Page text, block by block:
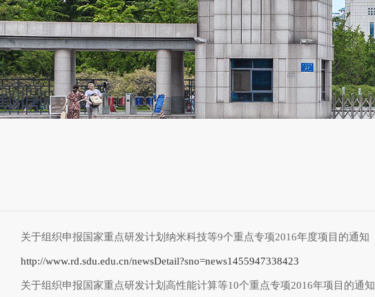
关于组织申报国家重点研发计划纳米科技等9个重点专项2016年度项目的通知
http://www.rd.sdu.edu.cn/newsDetail?sno=news1455947338423
关于组织申报国家重点研发计划高性能计算等10个重点专项2016年项目的通知